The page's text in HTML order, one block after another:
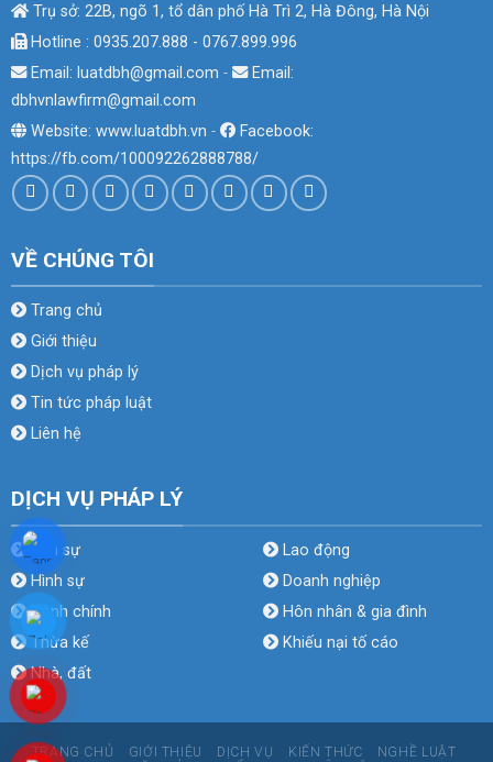
Trụ sở: 22B, ngõ 1, tổ dân phố Hà Trì 2, Hà Đông, Hà Nội
Hotline : 0935.207.888 - 0767.899.996
Email: luatdbh@gmail.com -
Email:
dbhvnlawfirm@gmail.com
Website: www.luatdbh.vn -
Facebook:
https://fb.com/100092262888788/
VỀ CHÚNG TÔI
Trang chủ
Giới thiệu
Dịch vụ pháp lý
Tin tức pháp luật
Liên hệ
DỊCH VỤ PHÁP LÝ
Dân sự
Hình sự
Hành chính
Thừa kế
Nhà, đất
Lao động
Doanh nghiệp
Hôn nhân & gia đình
Khiếu nại tố cáo
TRANG CHỦ GIỚI THIỆU DỊCH VỤ KIẾN THỨC
NGHỀ LUẬT